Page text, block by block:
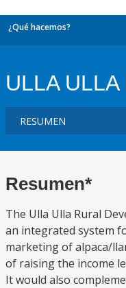
¿Qué hacemos?
ULLA
Resumen*
The Ulla Ulla Rural
an integrated system
marketing of alpaca/
of raising the income
It would also